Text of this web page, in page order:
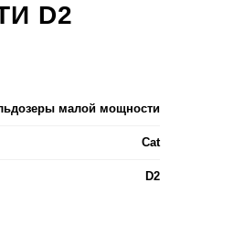
D2
малой мощности
Cat
D2